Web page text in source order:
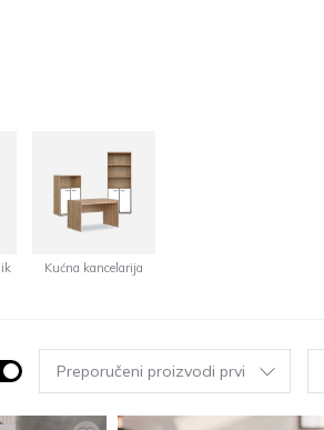
Kućna kancelarija
Preporučeni proizvodi prvi